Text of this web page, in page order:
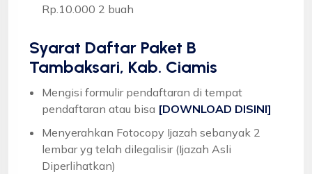
Rp.10.000 2 buah
Syarat Daftar Paket B
Tambaksari, Kab. Ciamis
Mengisi formulir pendaftaran di tempat
pendaftaran atau bisa [DOWNLOAD DISINI]
Menyerahkan Fotocopy Ijazah sebanyak 2
lembar yg telah dilegalisir (Ijazah Asli
Diperlihatkan)